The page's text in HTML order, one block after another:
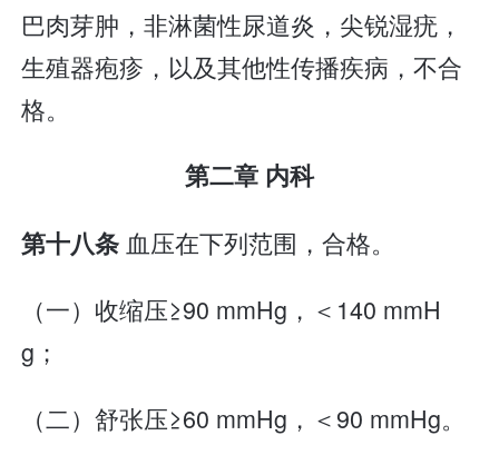
巴肉芽肿，非淋菌性尿道炎，尖锐湿疣，
生殖器疱疹，以及其他性传播疾病，不合
格。
第二章 内科
第十八条 血压在下列范围，合格。
（一）收缩压≥90 mmHg，＜140 mmH
g；
（二）舒张压≥60 mmHg，＜90 mmHg。